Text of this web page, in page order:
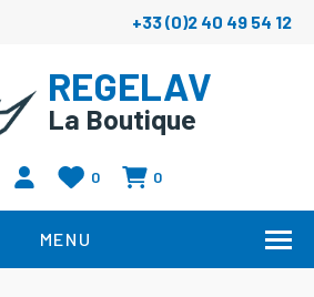
+33 (0)2 40 49 54 12
REGELAV
La Boutique
0 0
MENU